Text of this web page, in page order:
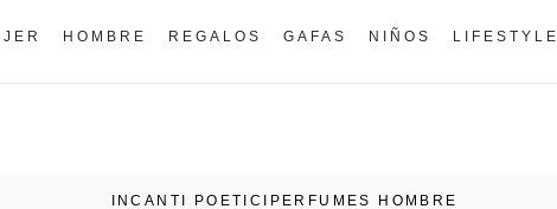
HOMBRE REGALOS GAFAS NIÑOS LIFESTYLE
INCANTI POETICI PERFUMES HOMBRE